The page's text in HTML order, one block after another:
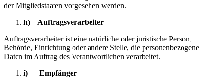
der Mitgliedstaaten vorgesehen werden.
h) Auftragsverarbeiter
Auftragsverarbeiter ist eine natürliche oder juristische Person,
Behörde, Einrichtung oder andere Stelle, die personenbezogene
Daten im Auftrag des Verantwortlichen verarbeitet.
i) Empfänger